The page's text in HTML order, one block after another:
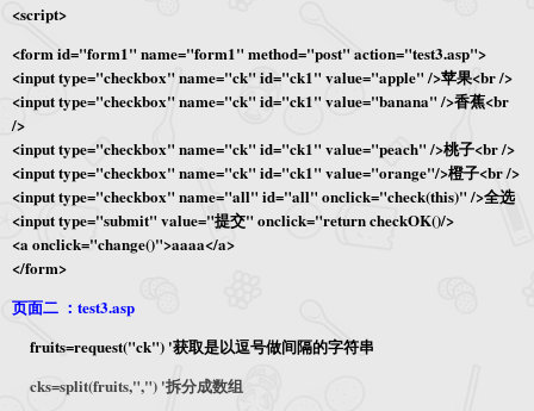
<script>
<form id="form1" name="form1" method="post" action="test3.asp">
<input type="checkbox" name="ck" id="ck1" value="apple" />苹果<br />
<input type="checkbox" name="ck" id="ck1" value="banana" />香蕉<br
/>
<input type="checkbox" name="ck" id="ck1" value="peach" />桃子<br />
<input type="checkbox" name="ck" id="ck1" value="orange"/>橙子<br />
<input type="checkbox" name="all" id="all" onclick="check(this)" />全选
<input type="submit" value="提交" onclick="return checkOK()/>
<a onclick="change()">aaaa</a>
</form>
页面二 ：test3.asp
fruits=request("ck") '获取是以逗号做间隔的字符串
cks=split(fruits,",") '拆分成数组